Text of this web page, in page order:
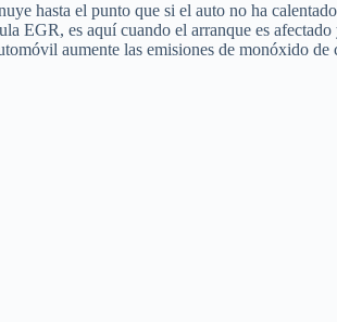
hasta el punto que si el auto no ha
EGR, es aquí cuando el arranque es
aumente las emisiones de monóxido